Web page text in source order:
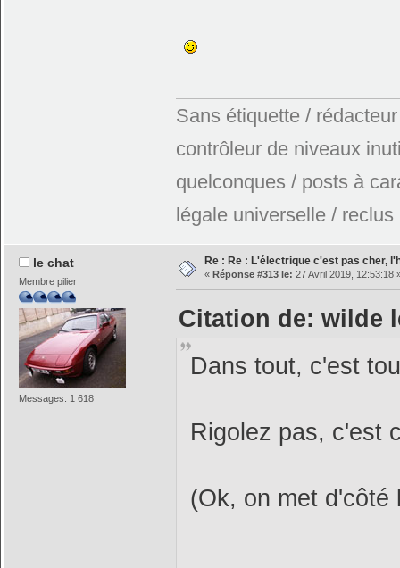
Sans étiquette /
contrôleur de niveaux
quelconques / posts à
légale universelle / reclus
le chat
Membre pilier
Messages: 1 618
Re : Re : L'électrique c'est pas cher,
« Réponse #313 le: 27 Avril 2019, 12:53:18
Citation de: wilde
Dans tout, c'est
Rigolez pas, c'est
(Ok, on met d'côté